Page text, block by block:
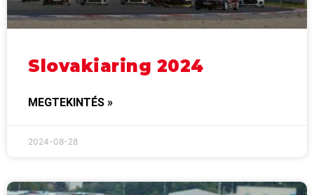
Slovakiaring 2024
MEGTEKINTÉS »
2024-08-28